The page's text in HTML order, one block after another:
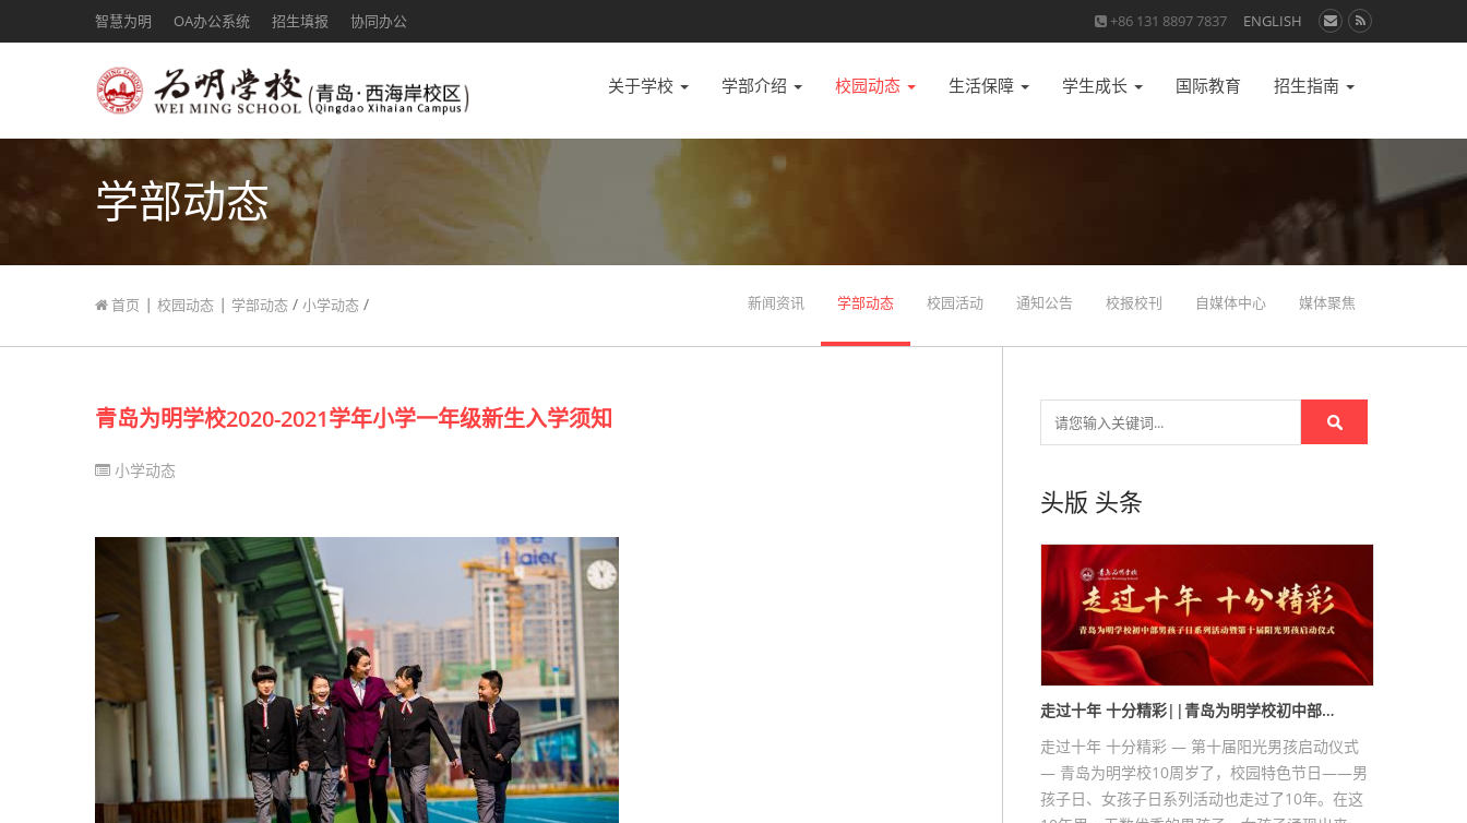
智慧为明 OA办公系统 招生填报 协同办公 +86 131 8897 7837 ENGLISH
关于学校 学部介绍 校园动态 生活保障 学生成长 国际教育 招生指南
学部动态
首页 | 校园动态 | 学部动态 / 小学动态 / 新闻资讯 学部动态 校园活动 通知公告 校报校刊 自媒体中心 媒体聚焦
青岛为明学校2020-2021学年小学一年级新生入学须知
小学动态
头版 头条
走过十年 十分精彩||青岛为明学校初中部…
走过十年 十分精彩 — 第十届阳光男孩启动仪式
— 青岛为明学校10周岁了，校园特色节日——男
孩子日、女孩子日系列活动也走过了10年。在这